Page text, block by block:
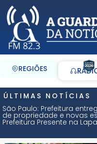
REGIÕES
ÚLTIMAS NOTÍCIAS
São Paulo: Prefeitura
de propriedade e novas
Prefeitura Presente na Lapa